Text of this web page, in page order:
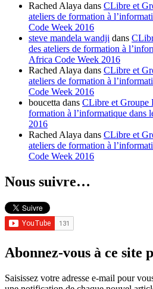
Rached Alaya dans CLibre et
ateliers de formation à
Code Week 2016
steve mandela wandji dans
des ateliers de formation à
Africa Code Week 2016
Rached Alaya dans CLibre et
ateliers de formation à
Code Week 2016
boucetta dans CLibre et Groupe
formation à l’informatique dans
2016
Rached Alaya dans CLibre et
ateliers de formation à
Code Week 2016
Nous suivre…
Abonnez-vous à ce site
Saisissez votre adresse e-mail pour